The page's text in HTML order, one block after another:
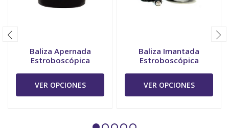
Baliza Apernada
Estroboscópica
VER OPCIONES
Baliza Imantada
Estroboscópica
VER OPCIONES